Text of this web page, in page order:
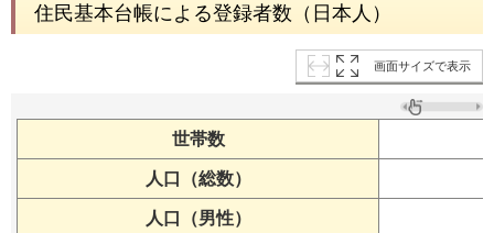
住民基本台帳による登録者数（日本人）
画面サイズで表示
世帯数
人口（総数）
人口（男性）